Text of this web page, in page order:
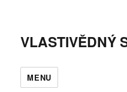
VLASTIVĚDNÝ
MENU